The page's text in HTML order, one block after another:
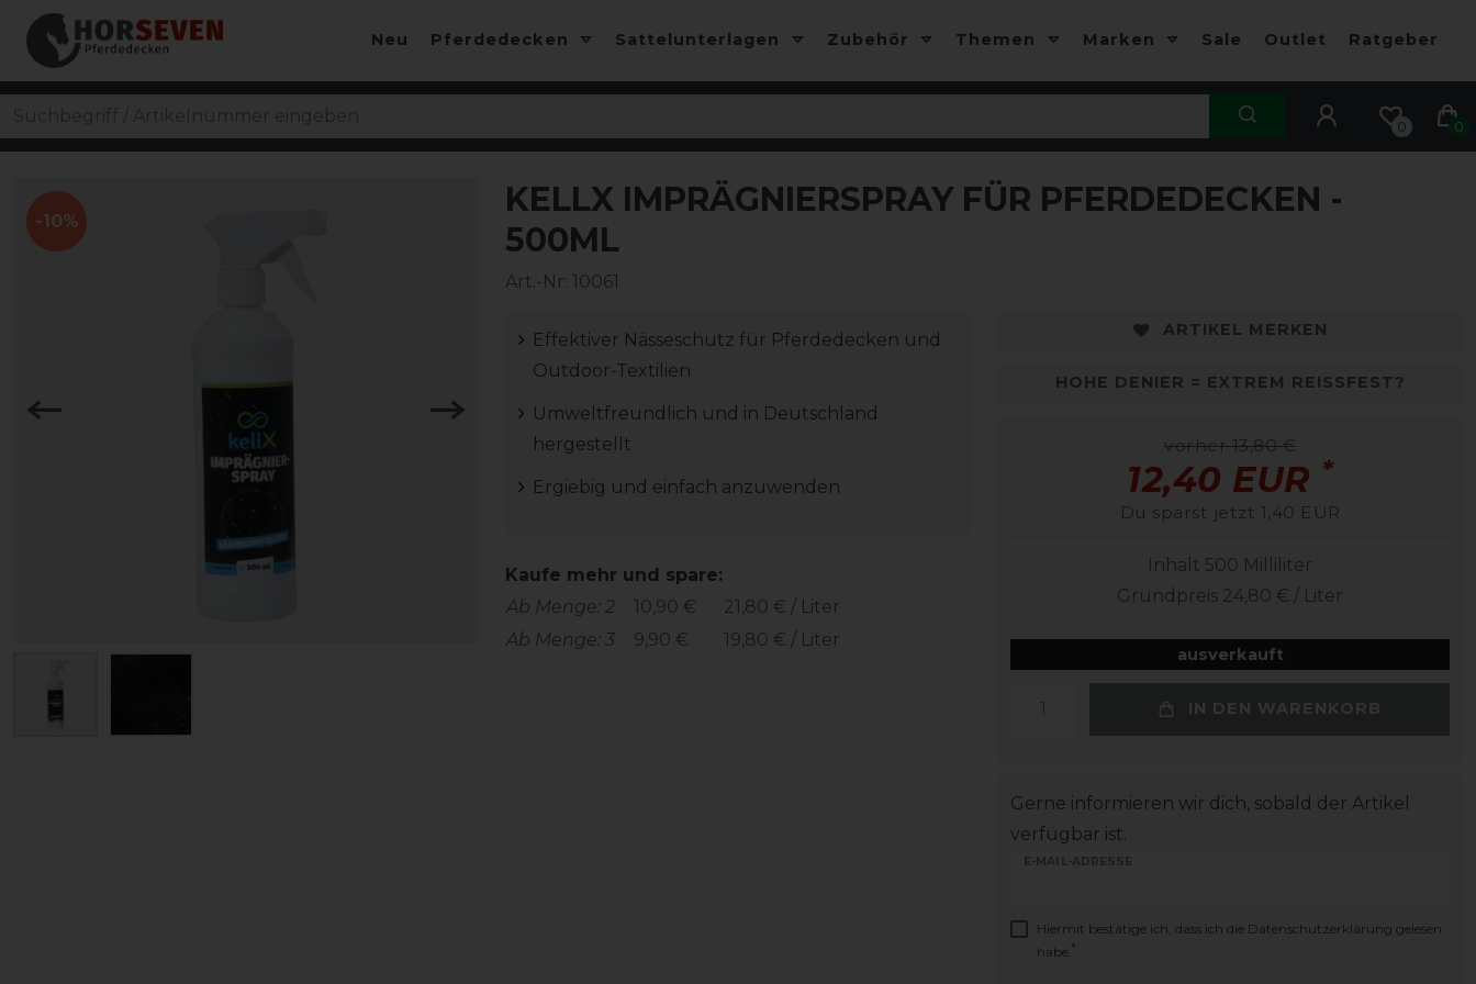
Neu Pferdedecken Sattelunterlagen Zubehör Themen Marken Sale Outlet Ratgeber
0 0
-10%
KELLX IMPRÄGNIERSPRAY FÜR PFERDEDECKEN -
500ML
Art.-Nr: 10061
Effektiver Nässeschutz für Pferdedecken und
Outdoor-Textilien
Umweltfreundlich und in Deutschland
hergestellt
Ergiebig und einfach anzuwenden
Kaufe mehr und spare:
Ab Menge: 2
10,90 €
21,80 € / Liter
Ab Menge: 3
9,90 € 19,80 € / Liter
ARTIKEL MERKEN
HOHE DENIER = EXTREM REISSFEST?
vorher 13,80 €
12,40 EUR *
Du sparst jetzt 1,40 EUR
Inhalt 500 Milliliter
Grundpreis 24,80 € / Liter
ausverkauft
IN DEN WARENKORB
Gerne informieren wir dich, sobald der Artikel
verfügbar ist.
E-MAIL-ADRESSE
Hiermit bestätige ich, dass ich die Daten­schutz­erklärung gelesen
habe. *